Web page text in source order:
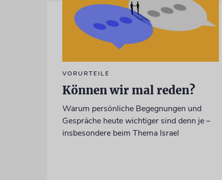
VORURTEILE
Können wir mal reden?
Warum persönliche Begegnungen und
Gespräche heute wichtiger sind denn je –
insbesondere beim Thema Israel